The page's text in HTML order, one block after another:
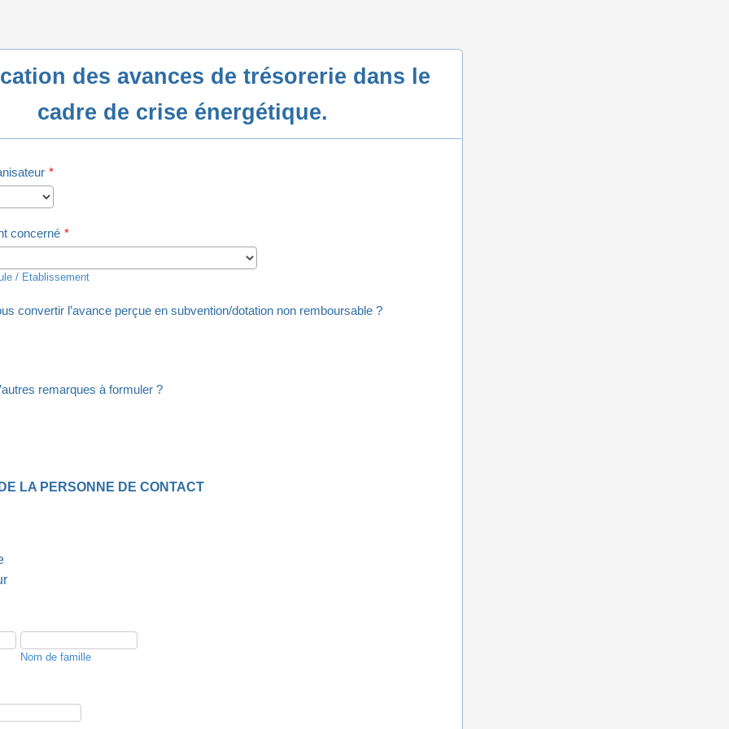
des avances de trésorerie dans le
cadre de crise énergétique.
*
concerné *
/ Etablissement
convertir l’avance perçue en subvention/dotation non remboursable ?
remarques à formuler ?
LA PERSONNE DE CONTACT
Nom de famille